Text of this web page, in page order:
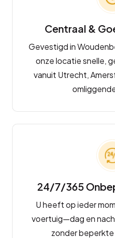
Centraal &
Gevestigd in
onze locatie snelle,
vanuit Utrecht,
24/7/365
U heeft op ieder
voertuig—dag en
zonder